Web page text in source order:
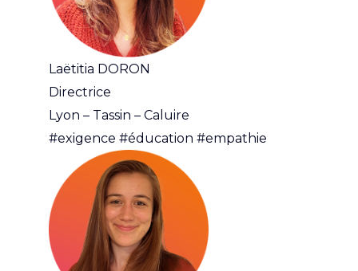
Laëtitia DORON
Directrice
Lyon – Tassin – Caluire
#exigence #éducation #empathie